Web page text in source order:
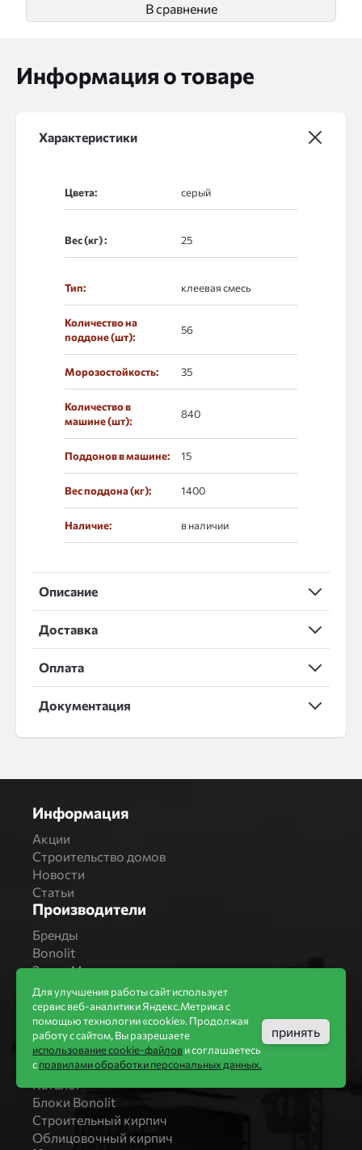
В сравнение
Информация о товаре
Характеристики
Цвета:
Вес (кг) :
Тип: клеевая смесь
Количество на
поддоне (шт):
56
Морозостойкость: 35
Количество в
машине (шт):
840
Поддонов в машине: 15
Вес поддона (кг): 1400
Наличие: в наличии
Описание
Доставка
Оплата
Документация
Информация
Акции
Строительство домов
Новости
Статьи
Производители
Бренды
Bonolit
Завод Мстера
Вышневолоцкая керамика
Магма Керамик
Комбинат СТРОМА
Вяземский кирпичный завод
Продукция
Каталог
Блоки Bonolit
Строительный кирпич
Облицовочный кирпич
Для улучшения работы сайт использует
сервис веб-аналитики Яндекс.Метрика с
помощью технологии «cookie». Продолжая
работу с сайтом, Вы разрешаете
использование cookie-файлови соглашаетесь
справилами обработки персональных данных.
принять